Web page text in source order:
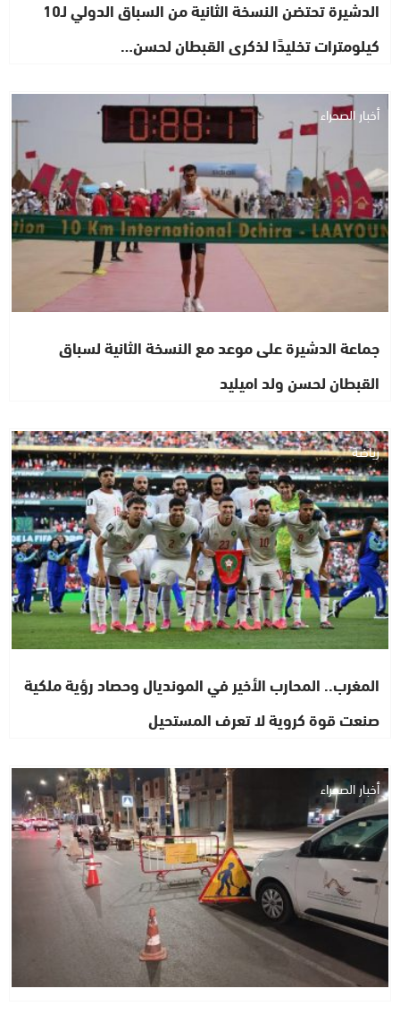
الدشيرة تحتضن النسخة الثانية من السباق الدولي لـ10
كيلومترات تخليدًا لذكرى القبطان لحسن…
أخبار الصحراء
جماعة الدشيرة على موعد مع النسخة الثانية لسباق
القبطان لحسن ولد اميليد
رياضة
المغرب.. المحارب الأخير في المونديال وحصاد رؤية ملكية
صنعت قوة كروية لا تعرف المستحيل
أخبار الصحراء